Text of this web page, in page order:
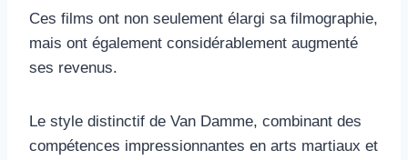
Ces films ont non seulement élargi sa filmographie,
mais ont également considérablement augmenté
ses revenus.
Le style distinctif de Van Damme, combinant des
compétences impressionnantes en arts martiaux et